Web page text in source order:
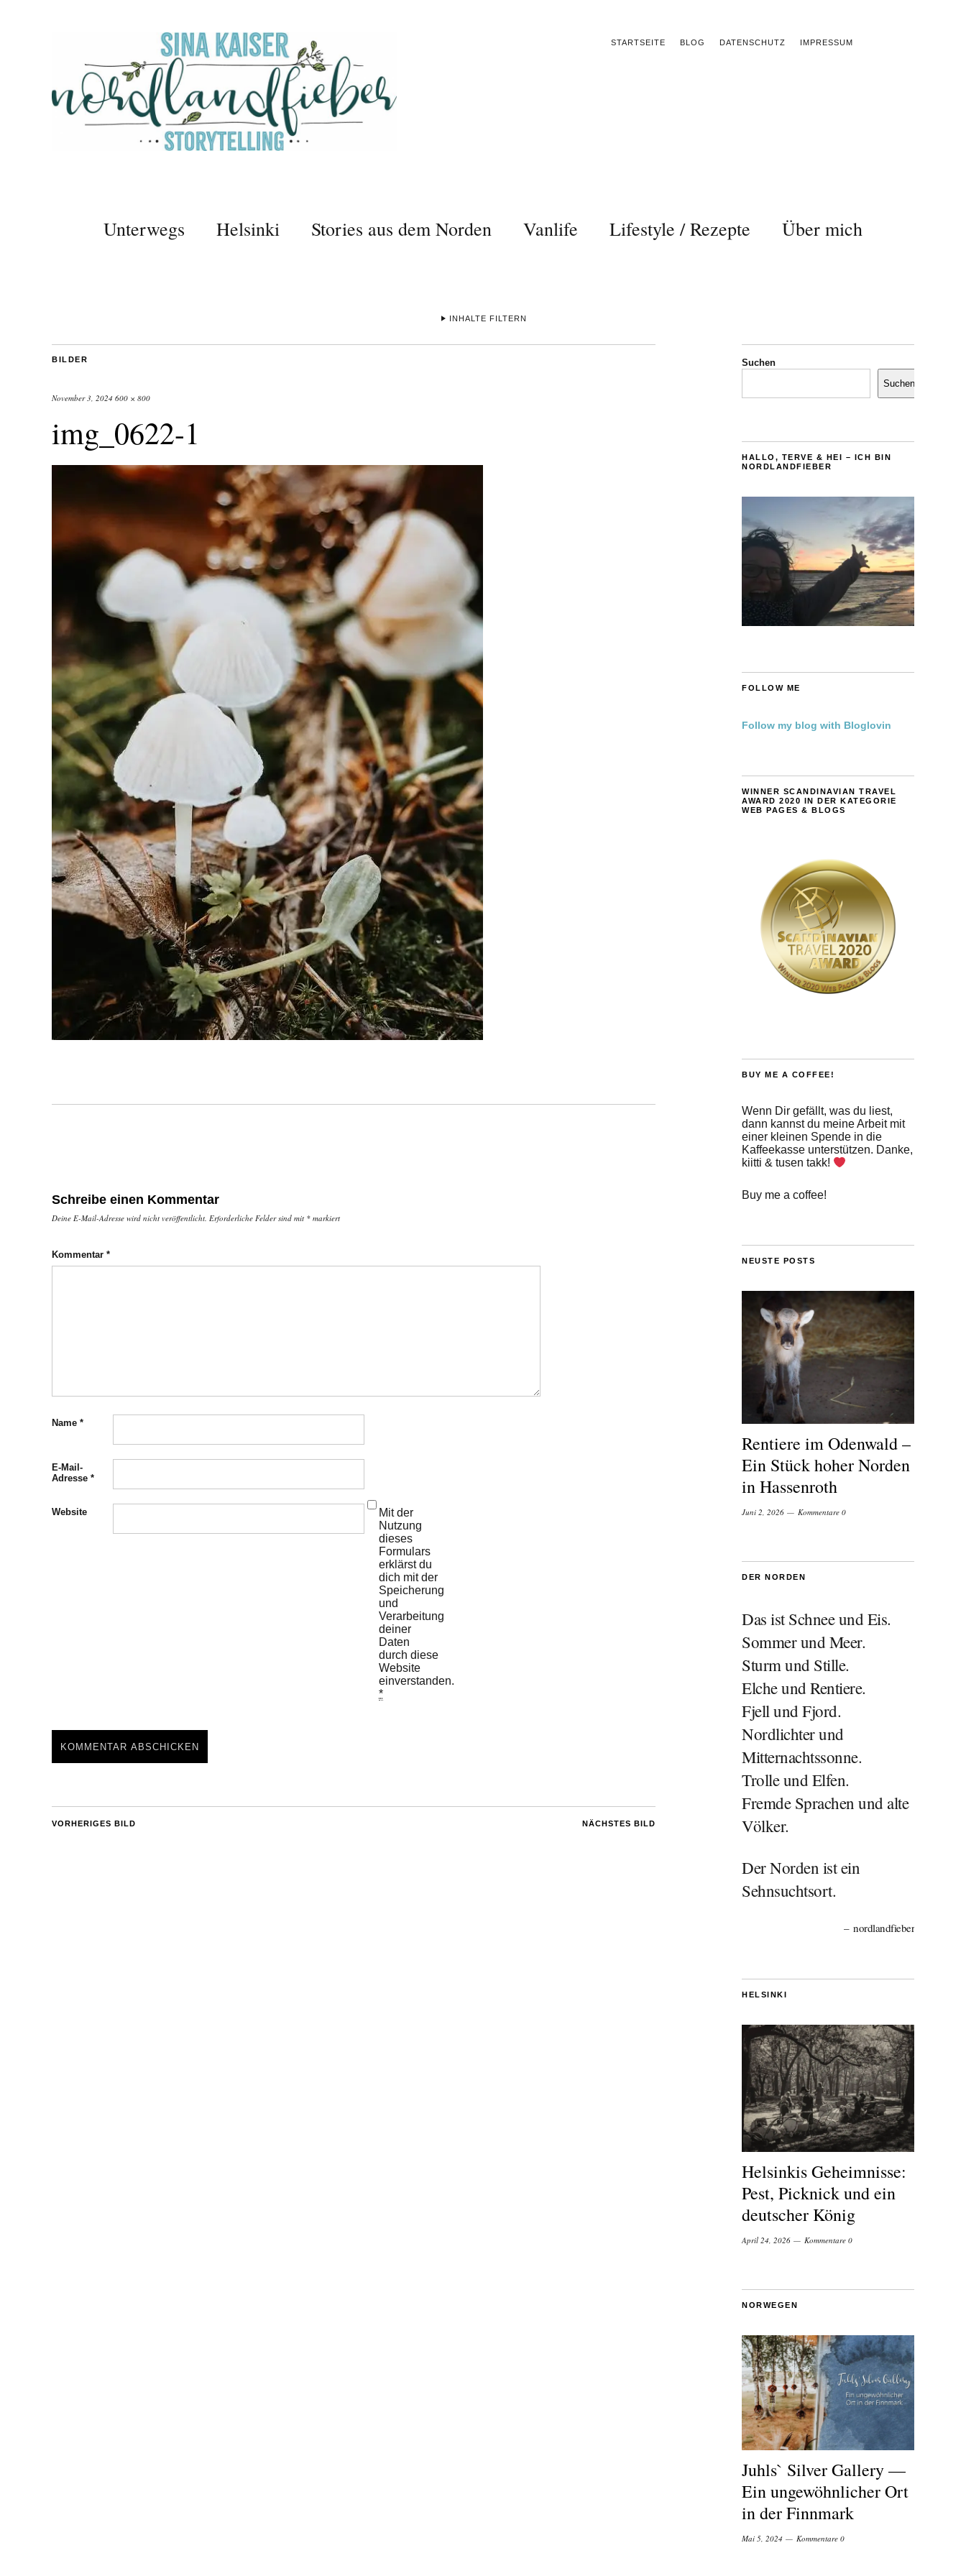
STARTSEITE BLOG DATENSCHUTZ IMPRESSUM
Unterwegs Helsinki Stories aus dem Norden Vanlife Lifestyle / Rezepte Über mich
INHALTE FILTERN
BILDER
November 3, 2024 600 × 800
img_0622-1
Schreibe einen Kommentar
Deine E-Mail-Adresse wird nicht veröffentlicht. Erforderliche Felder sind mit * markiert
Kommentar *
Name *
E-Mail-
Adresse *
Website
Mit der
Nutzung
dieses
Formulars
erklärst du
dich mit der
Speicherung
und
Verarbeitung
deiner
Daten
durch diese
Website
einverstanden.
*
NÄCHSTES BILD
VORHERIGES BILD
Suchen
Suchen
HALLO, TERVE & HEI – ICH BIN
NORDLANDFIEBER
FOLLOW ME
Follow my blog with Bloglovin
WINNER SCANDINAVIAN TRAVEL
AWARD 2020 IN DER KATEGORIE
WEB PAGES & BLOGS
BUY ME A COFFEE!
Wenn Dir gefällt, was du liest,
dann kannst du meine Arbeit mit
einer kleinen Spende in die
Kaffeekasse unterstützen. Danke,
kiitti & tusen takk!
Buy me a coffee!
NEUSTE POSTS
Rentiere im Odenwald –
Ein Stück hoher Norden
in Hassenroth
Juni 2, 2026 Kommentare 0
DER NORDEN
Das ist Schnee und Eis.
Sommer und Meer.
Sturm und Stille.
Elche und Rentiere.
Fjell und Fjord.
Nordlichter und
Mitternachtssonne.
Trolle und Elfen.
Fremde Sprachen und alte
Völker.
Der Norden ist ein
Sehnsuchtsort.
nordlandfieber
HELSINKI
Helsinkis Geheimnisse:
Pest, Picknick und ein
deutscher König
April 24, 2026 Kommentare 0
NORWEGEN
Juhls` Silver Gallery —
Ein ungewöhnlicher Ort
in der Finnmark
Mai 5, 2024 Kommentare 0